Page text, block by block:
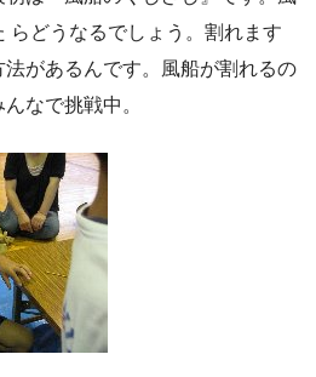
らどうなるでしょう。割れます
があるんです。風船が割れるの
なで挑戦中。